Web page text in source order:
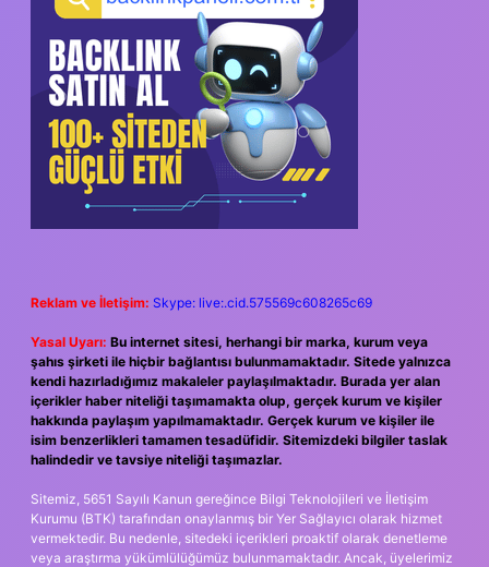
Reklam ve İletişim: Skype: live:.cid.575569c608265c69
Yasal Uyarı: Bu internet sitesi, herhangi bir marka, kurum veya
şahıs şirketi ile hiçbir bağlantısı bulunmamaktadır. Sitede yalnızca
kendi hazırladığımız makaleler paylaşılmaktadır. Burada yer alan
içerikler haber niteliği taşımamakta olup, gerçek kurum ve kişiler
hakkında paylaşım yapılmamaktadır. Gerçek kurum ve kişiler ile
isim benzerlikleri tamamen tesadüfidir. Sitemizdeki bilgiler taslak
halindedir ve tavsiye niteliği taşımazlar.
Sitemiz, 5651 Sayılı Kanun gereğince Bilgi Teknolojileri ve İletişim
Kurumu (BTK) tarafından onaylanmış bir Yer Sağlayıcı olarak hizmet
vermektedir. Bu nedenle, sitedeki içerikleri proaktif olarak denetleme
veya araştırma yükümlülüğümüz bulunmamaktadır. Ancak, üyelerimiz